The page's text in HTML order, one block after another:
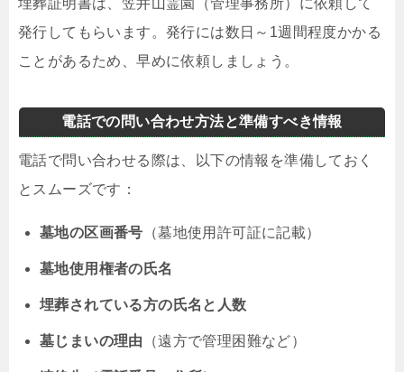
埋葬証明書は、笠井山霊園（管理事務所）に依頼して
発行してもらいます。発行には数日～1週間程度かかる
ことがあるため、早めに依頼しましょう。
電話での問い合わせ方法と準備すべき情報
電話で問い合わせる際は、以下の情報を準備しておく
とスムーズです：
墓地の区画番号 （墓地使用許可証に記載）
墓地使用権者の氏名
埋葬されている方の氏名と人数
墓じまいの理由 （遠方で管理困難など）